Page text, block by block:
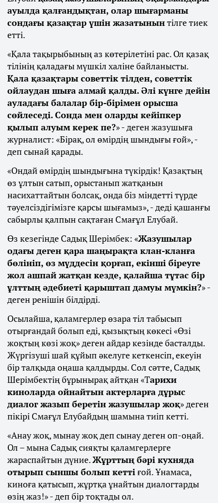
ауылда қалғандықтан, олар шығарманы
сондағы қазақтар үшін жазатынынтілге тиек
етті.
«Қала тақырыбының аз көтерілетіні рас. Ол қазақ
тілінің қаладағы мүшкіл халіне байланысты.
Қала қазақтары советтік тілден, советтік
ойлаудан шыға алмай қалды. Әлі күнге дейін
ауладағы балалар бір-бірімен орысша
сөйлеседі. Сонда мен оларды кейіпкер
қылып алуым керек пе?» - деген жазушыға
журналист: «Бірақ, ол өмірдің шындығы ғой», -
деп сынай қарады.
«Ондай өмірдің шындығына түкірдік! Қазақтың
өз ұлтын сатып, орыстанып жатқанын
насихаттайтын болсақ, онда біз міндетті түрде
тәуелсіздігімізге қарсы шығамыз», - деді қашанғы
сабырлы қалпын сақтаған Смағұл Елубай.
Өз кезегінде Садық Шерімбек: «Жазушылар
одағы деген қара шаңырақта клан-кланға
бөлініп, өз мүддесін қорғап, екінші біреуге
жол ашпай жатқан кезде, қалайша тұтас бір
ұлттың әдебиеті қарыштап дамуы мүмкін?» -
деген ренішін білдірді.
Осылайша, қаламгерлер өзара тіл табысып
отырғандай болып еді, қызықтың көкесі «Өзі
жоқтың көзі жоқ» деген айдар кезінде басталды.
Жүргізуші шай құйып әкелуге кеткенсіп, екеуін
бір талқыда оңаша қалдырды. Сол сәтте, Садық
Шерімбектің бұрынырақ айтқан «Тарихи
киноларда ойнайтын актерларға дұрыс
диалог жазып беретін жазушылар жоқ» деген
пікірі Смағұл Елубайдың шамына тиіп кетті.
«Анау жоқ, мынау жоқ деп сынау деген оп-оңай.
Ол – мына Садық сияқты қаламгерлерге
жараспайтын дүние.Жұрттың бәрі кухняда
отырып сыншы болып кеттіғой. Ұнамаса,
киноға қатысып, жұртқа ұнайтын диалогтарды
өзің жаз!» - деп бір тоқтады ол.